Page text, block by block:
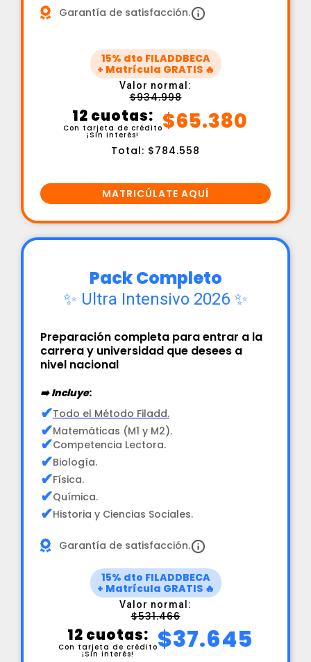
Garantía de satisfacción.
15% dto FILADDBECA
+ Matrícula GRATIS 🔥
Valor normal:
$934.998
12 cuotas:
Con tarjeta de crédito
¡Sin interés!
$65.380
Total: $784.558
MATRICÚLATE AQUÍ
Pack Completo
✨ Ultra Intensivo 2026 ✨
Preparación completa para entrar a la
carrera y universidad que desees a
nivel nacional
➡️ Incluye:
✔Todo el Método Filadd.
✔
✔
Matemáticas (M1 y M2).
Competencia Lectora.
✔Biología.
✔Física.
✔Química.
✔Historia y Ciencias Sociales.
Garantía de satisfacción.
15% dto FILADDBECA
+ Matrícula GRATIS 🔥
Valor normal:
$531.466
12 cuotas:
Con tarjeta de crédito
¡Sin interés! $37.645